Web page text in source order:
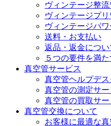
ヴィンテージ整流
ヴィンテージプリ
ヴィンテージパワ
送料・お支払い
返品・返金につい
５つの要件を満
真空管サービス
真空管ヘルプデス
真空管の測定サー
真空管の買取サ
真空管交換について
お客様に最適な真